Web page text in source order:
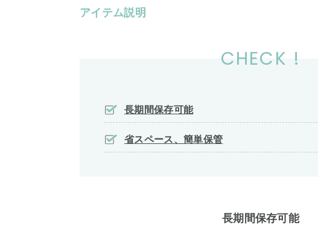
アイテム説明
CHECK !
長期間保存可能
省スペース、簡単保管
長期間保存可能